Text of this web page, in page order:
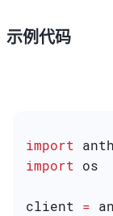
示例代码
import
import os
client =